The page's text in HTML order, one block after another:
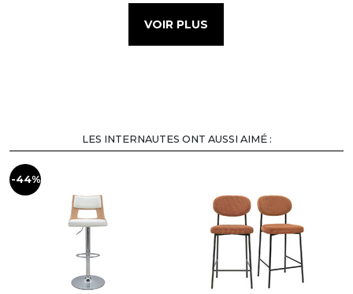
VOIR PLUS
LES INTERNAUTES ONT AUSSI AIMÉ :
-44%